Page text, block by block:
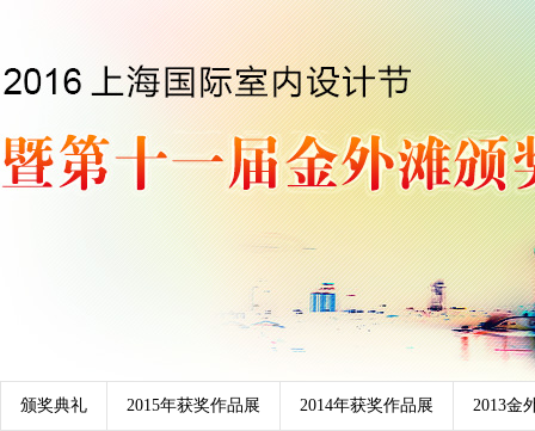
颁奖典礼 2015年获奖作品展 2014年获奖作品展 2013金